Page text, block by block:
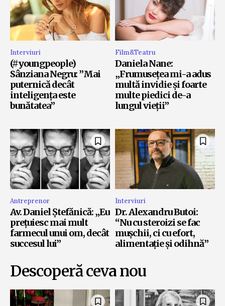
Interviuri
(#youngpeople)
Sânziana Negru: ”Mai
puternică decât
inteligența este
bunătatea”
Film&Teatru
Daniela Nane:
„Frumusețea mi-a adus
multă invidie și foarte
multe piedici de-a
lungul vieții”
Antreprenor
Av. Daniel Ștefănică: „Eu
prețuiesc mai mult
farmecul unui om, decât
succesul lui”
Interviuri
Dr. Alexandru Butoi:
“Nu cu steroizi se fac
mușchii, ci cu efort,
alimentație și odihnă”
Descoperă ceva nou